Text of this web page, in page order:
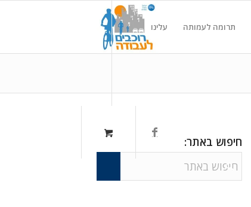
תרומה לעמותה עלינו
חיפוש באתר: